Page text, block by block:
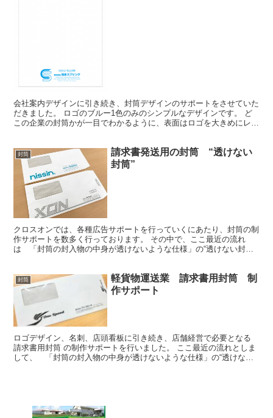
会社案内デザインに引き続き、封筒デザインのサポートをさせていた
だきました。 ロゴのブルー1色のみのシンプルなデザインです。 ど
この企業の封筒かが一目でわかるように、表面はロゴを大きめにレイ
封筒
請求書発送用の封筒 “透けない
封筒”
クロスオンでは、各種広告サポートを行っていくにあたり、封筒の制
作サポートを数多く行っております。 その中で、ここ最近の流れ
は 「封筒の封入物の中身が透けないような仕様」の“透けない封
封筒
軽貨物運送業 請求書用封筒 制
作サポート
ロゴデザイン、名刺、店頭看板に引き続き、店舗経営で必要となる
請求書用封筒 の制作サポートを行いました。 ここ最近の流れとしま
して、 「封筒の封入物の中身が透けないような仕様」の“透けない